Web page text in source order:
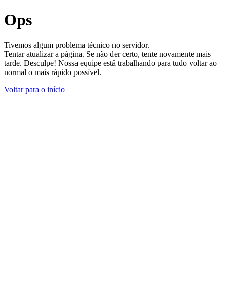
Ops
Tivemos algum problema técnico no servidor.
Tentar atualizar a página. Se não der certo, tente novamente mais
tarde. Desculpe! Nossa equipe está trabalhando para tudo voltar ao
normal o mais rápido possível.
Voltar para o início